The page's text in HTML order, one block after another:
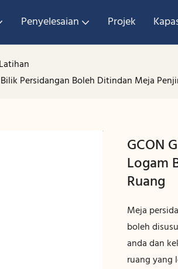
Penyelesaian Projek
Persidangan Boleh Ditindan Meja
GCON
Logam
Ruang
Meja
boleh
anda dan
ruang yang